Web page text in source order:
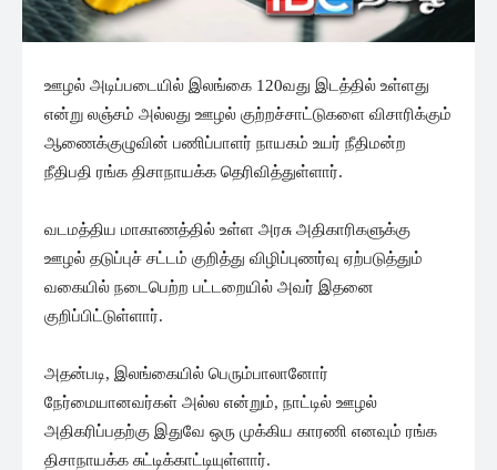
ஊழல் அடிப்படையில் இலங்கை 120வது இடத்தில் உள்ளது
என்று லஞ்சம் அல்லது ஊழல் குற்றச்சாட்டுகளை விசாரிக்கும்
ஆணைக்குழுவின் பணிப்பாளர் நாயகம் உயர் நீதிமன்ற
நீதிபதி ரங்க திசாநாயக்க தெரிவித்துள்ளார்.
வடமத்திய மாகாணத்தில் உள்ள அரசு அதிகாரிகளுக்கு
ஊழல் தடுப்புச் சட்டம் குறித்து விழிப்புணர்வு ஏற்படுத்தும்
வகையில் நடைபெற்ற பட்டறையில் அவர் இதனை
குறிப்பிட்டுள்ளார்.
அதன்படி, இலங்கையில் பெரும்பாலானோர்
நேர்மையானவர்கள் அல்ல என்றும், நாட்டில் ஊழல்
அதிகரிப்பதற்கு இதுவே ஒரு முக்கிய காரணி எனவும் ரங்க
திசாநாயக்க சுட்டிக்காட்டியுள்ளார்.